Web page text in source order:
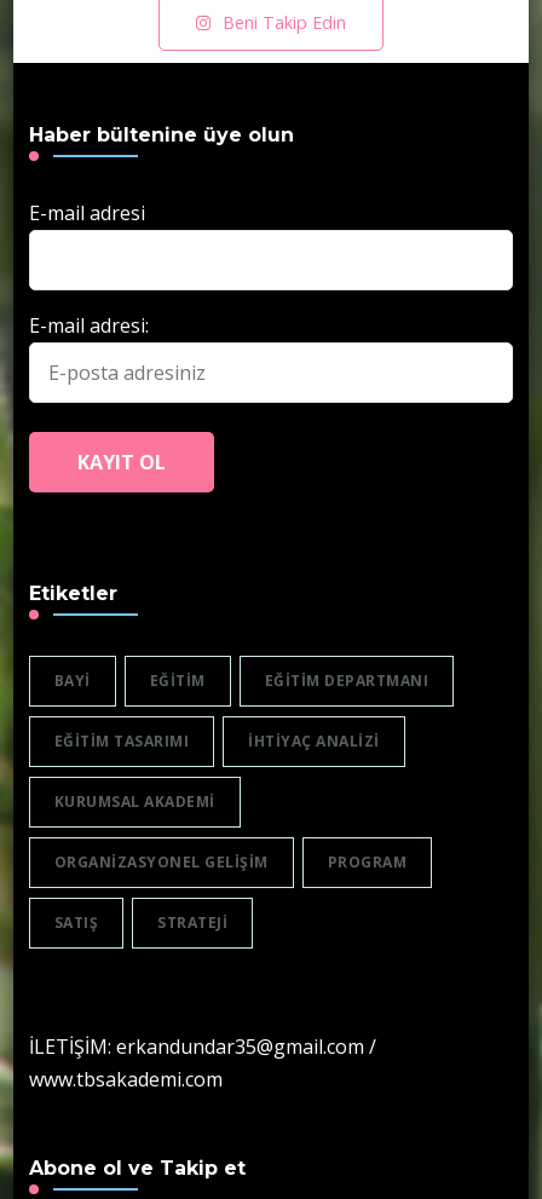
Beni Takip Edin
Haber bültenine üye olun
E-mail adresi
E-mail adresi:
Etiketler
BAYI EĞITIM EĞITIM DEPARTMANI
EĞITIM TASARIMI IHTIYAÇ ANALIZI
KURUMSAL AKADEMI
ORGANIZASYONEL GELIŞIM PROGRAM
SATIŞ STRATEJI
İLETİŞİM: erkandundar35@gmail.com /
www.tbsakademi.com
Abone ol ve Takip et